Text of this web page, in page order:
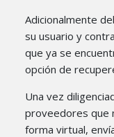
Adicionalmente
su usuario y
que ya se
opción de
Una vez
proveedores que
forma virtual,